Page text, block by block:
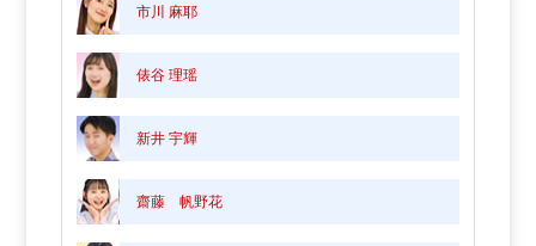
市川 麻耶
俵谷 理瑶
新井 宇輝
齋藤 帆野花